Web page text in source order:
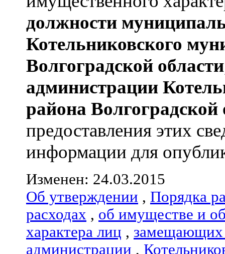
должности
Котельниковского
Волгоградской области
администрации
района Волгоградской
предоставления этих
информации для
Изменен: 24.03.2015
Об утверждении , Порядка
расходах , об имуществе и
характера лиц , замещающих
администрации ,